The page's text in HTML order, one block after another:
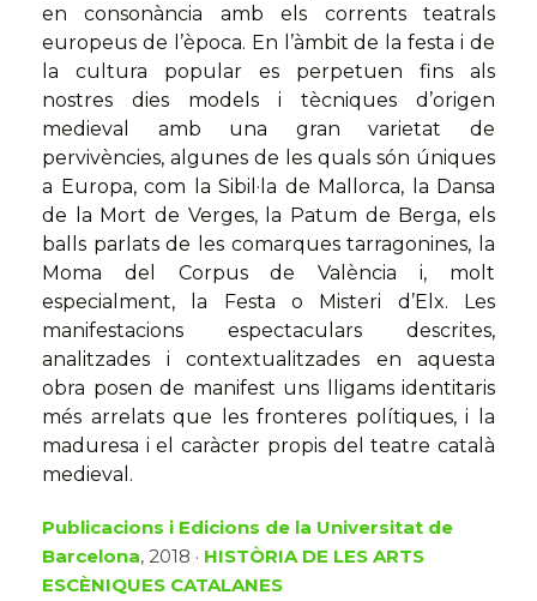
en consonància amb els corrents teatrals
europeus de l’època. En l’àmbit de la festa i de
la cultura popular es perpetuen fins als
nostres dies models i tècniques d’origen
medieval amb una gran varietat de
pervivències, algunes de les quals són úniques
a Europa, com la Sibil·la de Mallorca, la Dansa
de la Mort de Verges, la Patum de Berga, els
balls parlats de les comarques tarragonines, la
Moma del Corpus de València i, molt
especialment, la Festa o Misteri d’Elx. Les
manifestacions espectaculars descrites,
analitzades i contextualitzades en aquesta
obra posen de manifest uns lligams identitaris
més arrelats que les fronteres polítiques, i la
maduresa i el caràcter propis del teatre català
medieval.
Publicacions i Edicions de la Universitat de
Barcelona, 2018 · HISTÒRIA DE LES ARTS
ESCÈNIQUES CATALANES